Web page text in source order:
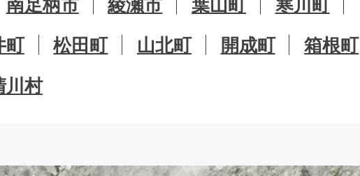
町 松田町 山北町 開成町
箱根町
川村